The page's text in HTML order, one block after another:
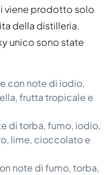
viene prodotto solo
della distilleria.
unico sono state
con note di iodio,
frutta tropicale e
di torba, fumo, iodio,
lime, cioccolato e
note di fumo, torba,